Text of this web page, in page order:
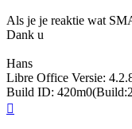
Als je je reaktie wat
Dank u
Hans
Libre Office Versie:
Build ID: